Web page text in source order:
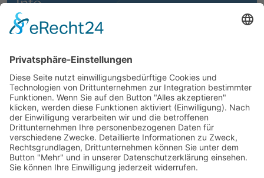
Events
Mitgliedschaft
Öffnungszeiten
Verein
Impressum
Datenschutz
Über Uns